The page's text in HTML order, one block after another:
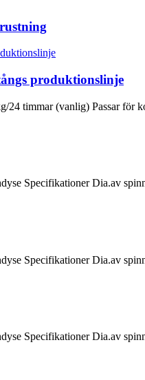
produktionslinje
24 timmar (vanlig) Passar
Specifikationer Dia.av
Specifikationer Dia.av
Specifikationer Dia.av